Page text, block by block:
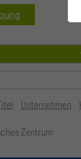
Unternehmen
Zentrum